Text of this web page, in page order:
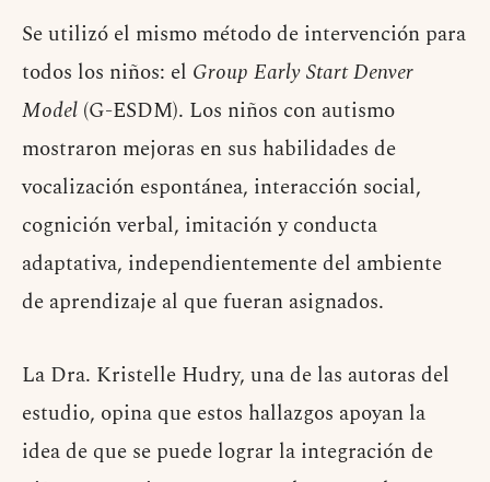
Se utilizó el mismo método de intervención para
todos los niños: el Group Early Start Denver
Model (G-ESDM). Los niños con autismo
mostraron mejoras en sus habilidades de
vocalización espontánea, interacción social,
cognición verbal, imitación y conducta
adaptativa, independientemente del ambiente
de aprendizaje al que fueran asignados.
La Dra. Kristelle Hudry, una de las autoras del
estudio, opina que estos hallazgos apoyan la
idea de que se puede lograr la integración de